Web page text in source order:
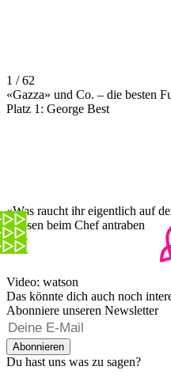
1 / 62
«Gazza» und Co. – die besten
Platz 1: George Best
«Was raucht ihr eigentlich auf
müssen beim Chef antraben
Video: watson
Das könnte dich auch noch
Abonniere unseren Newsletter
Abonnieren
Du hast uns was zu sagen?